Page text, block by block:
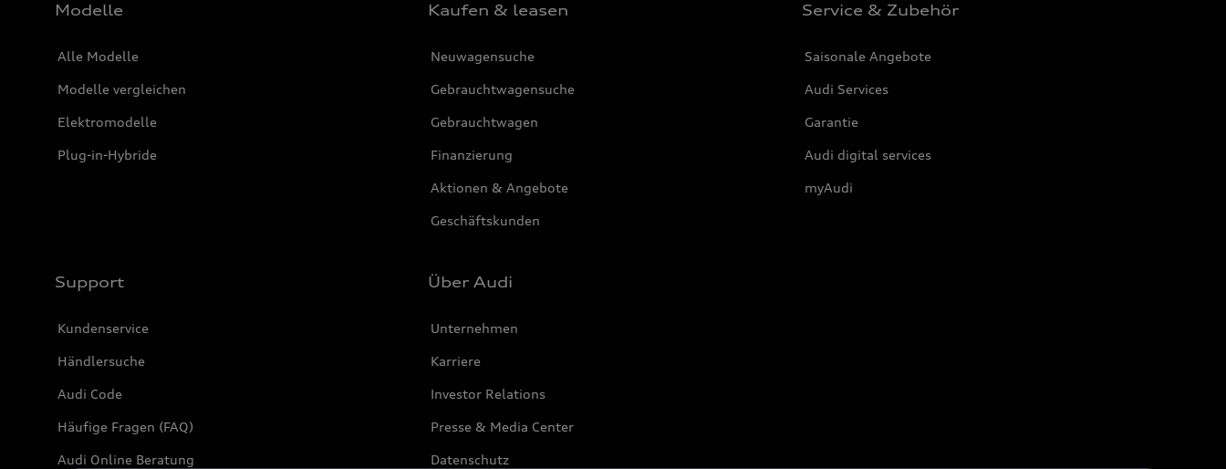
Modelle
Alle Modelle
Modelle vergleichen
Elektromodelle
Plug-in-Hybride
Kaufen & leasen
Neuwagensuche
Gebrauchtwagensuche
Gebrauchtwagen
Finanzierung
Aktionen & Angebote
Geschäftskunden
Service & Zubehör
Saisonale Angebote
Audi Services
Garantie
Audi digital services
myAudi
Support
Kundenservice
Händlersuche
Audi Code
Häufige Fragen (FAQ)
Audi Online Beratung
Über Audi
Unternehmen
Karriere
Investor Relations
Presse & Media Center
Datenschutz